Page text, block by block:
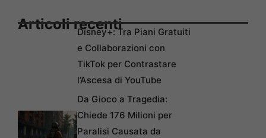
Articoli recentiDisney+: Tra Piani Gratuiti
e Collaborazioni con
TikTok per Contrastare
l’Ascesa di YouTube
Da Gioco a Tragedia:
Chiede 176 Milioni per
Paralisi Causata da